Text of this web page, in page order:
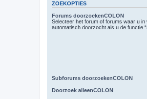
ZOEKOPTIES
Forums doorzoekenCOLON
Selecteer het forum of forums waar u
automatisch doorzocht als u de functie
Subforums doorzoekenCOLON
Doorzoek alleenCOLON